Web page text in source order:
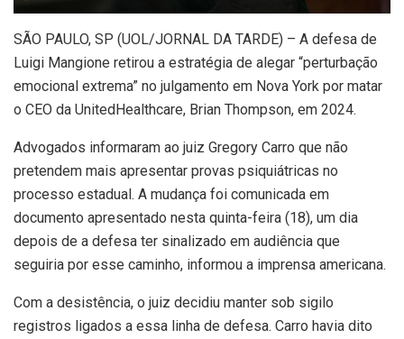
SÃO PAULO, SP (UOL/JORNAL DA TARDE) – A defesa de
Luigi Mangione retirou a estratégia de alegar “perturbação
emocional extrema” no julgamento em Nova York por matar
o CEO da UnitedHealthcare, Brian Thompson, em 2024.
Advogados informaram ao juiz Gregory Carro que não
pretendem mais apresentar provas psiquiátricas no
processo estadual. A mudança foi comunicada em
documento apresentado nesta quinta-feira (18), um dia
depois de a defesa ter sinalizado em audiência que
seguiria por esse caminho, informou a imprensa americana.
Com a desistência, o juiz decidiu manter sob sigilo
registros ligados a essa linha de defesa. Carro havia dito